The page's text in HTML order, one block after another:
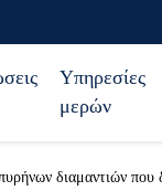
Υπηρεσίες
μερών
διαμαντιών που